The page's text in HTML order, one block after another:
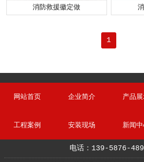
消防救援徽定做
1
网站首页 企业简介 产品
工程案例 安装现场 新闻
电话：139-5876-